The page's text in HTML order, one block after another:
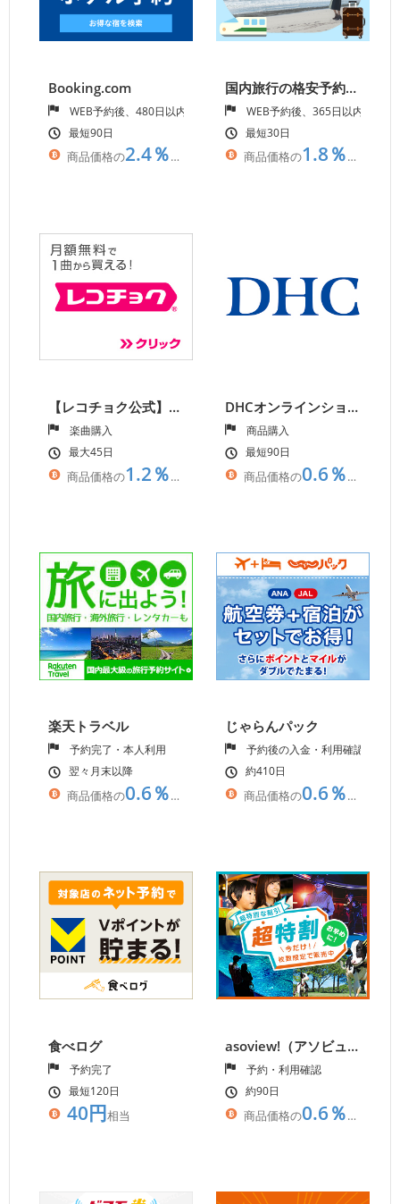
Booking.com
WEB予約後、480日以内の宿泊完了
最短90日
商品価格の2.4％相当
国内旅行の格安予約なら【ビッグホリデー】
WEB予約後、365日以内の入金
最短30日
商品価格の1.8％相当
【レコチョク公式】日本最大級の音楽配信サイト
楽曲購入
最大45日
商品価格の1.2％相当
DHCオンラインショップ
商品購入
最短90日
商品価格の0.6％相当
楽天トラベル
予約完了・本人利用
翌々月末以降
商品価格の0.6％相当
じゃらんパック
予約後の入金・利用確認
約410日
商品価格の0.6％相当
食べログ
予約完了
最短120日
40円相当
asoview!（アソビュー）
予約・利用確認
約90日
商品価格の0.6％相当